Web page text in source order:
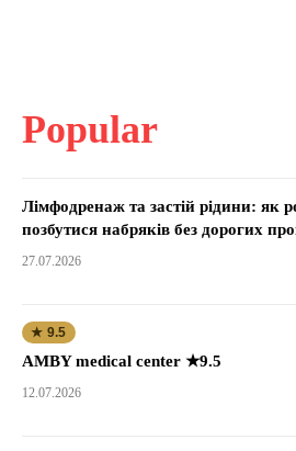
Popular
Лімфодренаж та застій рідини: як
позбутися набряків без дорогих
27.07.2026
★ 9.5
AMBY medical center ★9.5
12.07.2026